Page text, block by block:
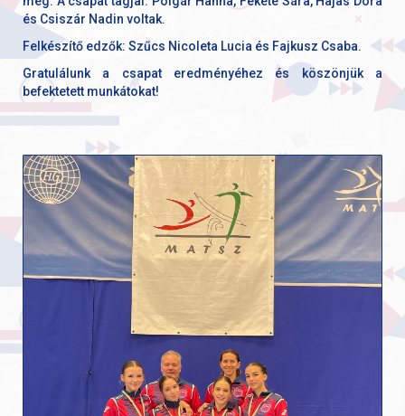
és Csiszár Nadin voltak.
Felkészítő edzők: Szűcs Nicoleta Lucia és Fajkusz Csaba.
Gratulálunk a csapat eredményéhez és köszönjük a
befektetett munkátokat!